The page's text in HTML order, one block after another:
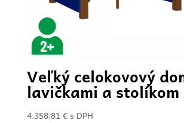
Veľký celokovový
lavičkami a stolíkom
4.358,81 € s DPH